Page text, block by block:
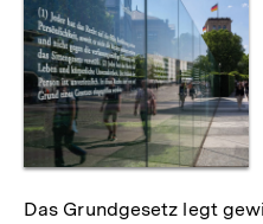
Das Grundgesetz legt